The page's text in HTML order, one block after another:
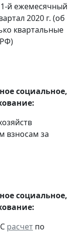
1-й ежемесячный
2020 г. (об
квартальные
социальное,
взносам за
социальное,
расчет по